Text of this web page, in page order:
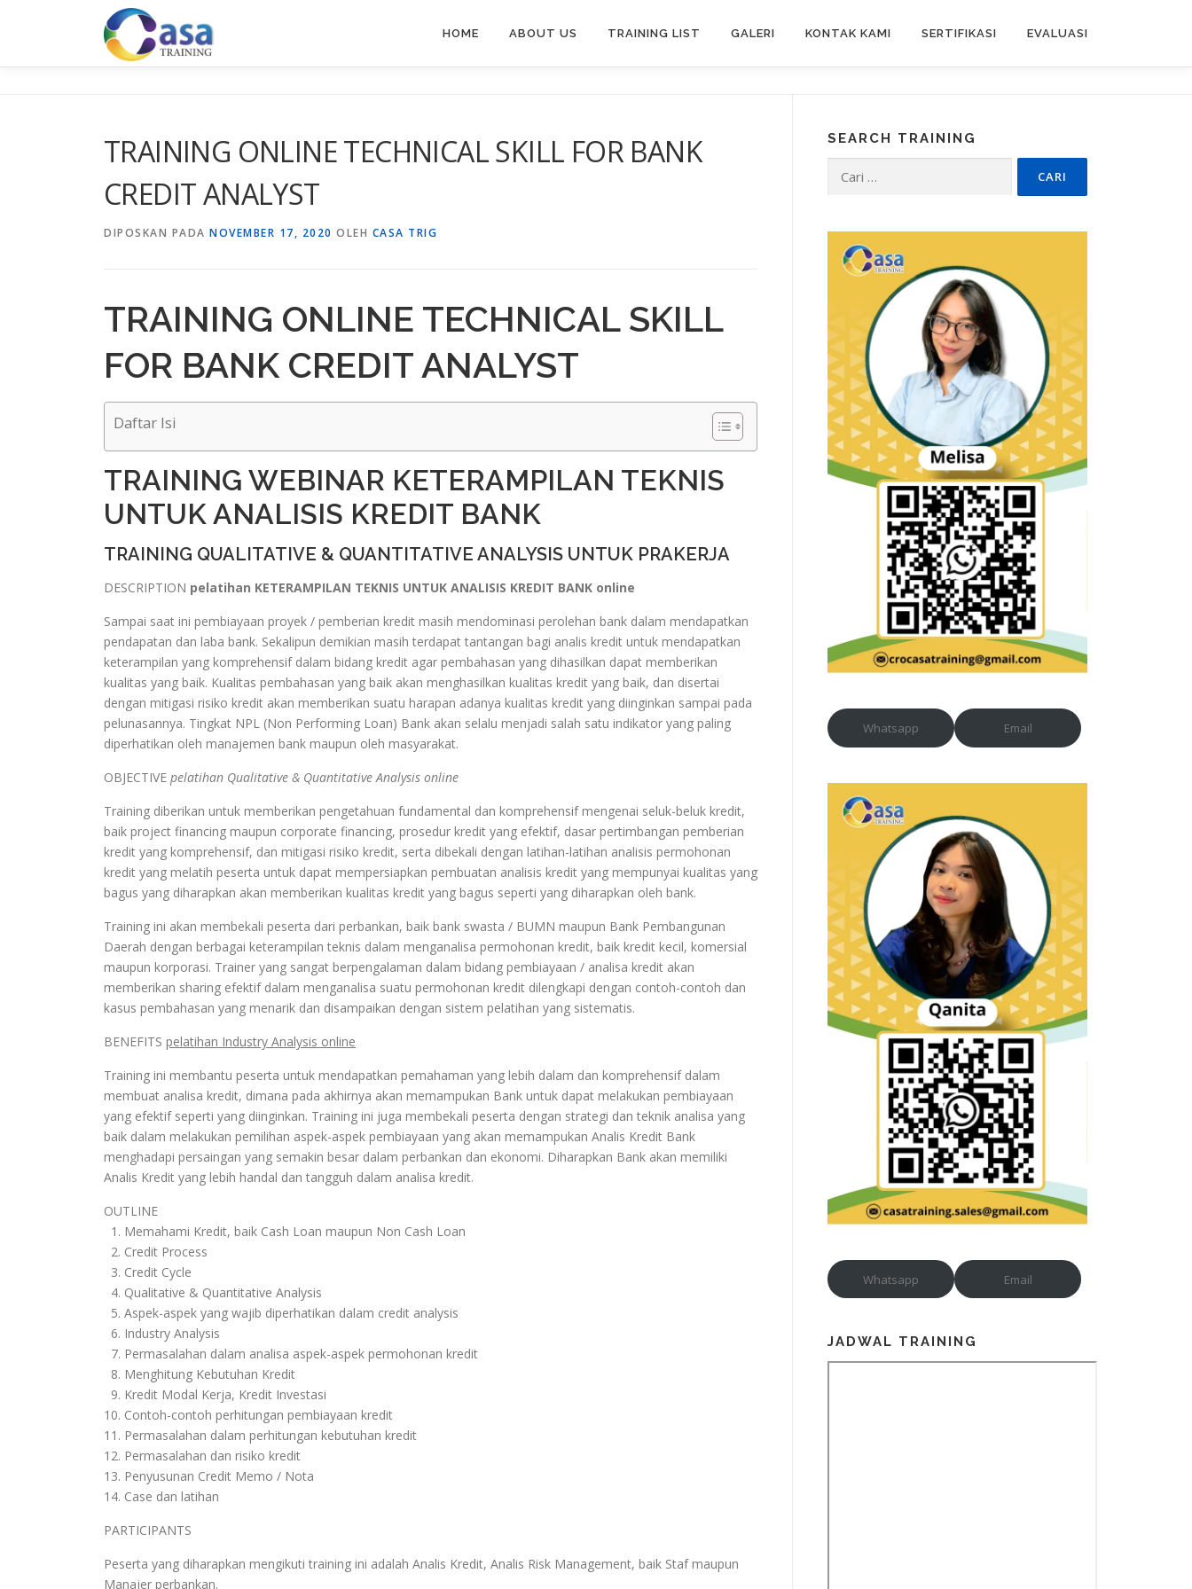
HOME ABOUT US TRAINING LIST GALERI KONTAK KAMI SERTIFIKASI EVALUASI
TRAINING ONLINE TECHNICAL SKILL FOR BANK
CREDIT ANALYST
DIPOSKAN PADA NOVEMBER 17, 2020 OLEH CASA TRIG
TRAINING ONLINE TECHNICAL SKILL
FOR BANK CREDIT ANALYST
Daftar Isi
TRAINING WEBINAR KETERAMPILAN TEKNIS
UNTUK ANALISIS KREDIT BANK
TRAINING QUALITATIVE & QUANTITATIVE ANALYSIS UNTUK PRAKERJA
DESCRIPTION pelatihan KETERAMPILAN TEKNIS UNTUK ANALISIS KREDIT BANK online
Sampai saat ini pembiayaan proyek / pemberian kredit masih mendominasi perolehan bank dalam mendapatkan
pendapatan dan laba bank. Sekalipun demikian masih terdapat tantangan bagi analis kredit untuk mendapatkan
keterampilan yang komprehensif dalam bidang kredit agar pembahasan yang dihasilkan dapat memberikan
kualitas yang baik. Kualitas pembahasan yang baik akan menghasilkan kualitas kredit yang baik, dan disertai
dengan mitigasi risiko kredit akan memberikan suatu harapan adanya kualitas kredit yang diinginkan sampai pada
pelunasannya. Tingkat NPL (Non Performing Loan) Bank akan selalu menjadi salah satu indikator yang paling
diperhatikan oleh manajemen bank maupun oleh masyarakat.
OBJECTIVE pelatihan Qualitative & Quantitative Analysis online
Training diberikan untuk memberikan pengetahuan fundamental dan komprehensif mengenai seluk-beluk kredit,
baik project financing maupun corporate financing, prosedur kredit yang efektif, dasar pertimbangan pemberian
kredit yang komprehensif, dan mitigasi risiko kredit, serta dibekali dengan latihan-latihan analisis permohonan
kredit yang melatih peserta untuk dapat mempersiapkan pembuatan analisis kredit yang mempunyai kualitas yang
bagus yang diharapkan akan memberikan kualitas kredit yang bagus seperti yang diharapkan oleh bank.
Training ini akan membekali peserta dari perbankan, baik bank swasta / BUMN maupun Bank Pembangunan
Daerah dengan berbagai keterampilan teknis dalam menganalisa permohonan kredit, baik kredit kecil, komersial
maupun korporasi. Trainer yang sangat berpengalaman dalam bidang pembiayaan / analisa kredit akan
memberikan sharing efektif dalam menganalisa suatu permohonan kredit dilengkapi dengan contoh-contoh dan
kasus pembahasan yang menarik dan disampaikan dengan sistem pelatihan yang sistematis.
BENEFITS pelatihan Industry Analysis online
Training ini membantu peserta untuk mendapatkan pemahaman yang lebih dalam dan komprehensif dalam
membuat analisa kredit, dimana pada akhirnya akan memampukan Bank untuk dapat melakukan pembiayaan
yang efektif seperti yang diinginkan. Training ini juga membekali peserta dengan strategi dan teknik analisa yang
baik dalam melakukan pemilihan aspek-aspek pembiayaan yang akan memampukan Analis Kredit Bank
menghadapi persaingan yang semakin besar dalam perbankan dan ekonomi. Diharapkan Bank akan memiliki
Analis Kredit yang lebih handal dan tangguh dalam analisa kredit.
OUTLINE
1. Memahami Kredit, baik Cash Loan maupun Non Cash Loan
2. Credit Process
3. Credit Cycle
4. Qualitative & Quantitative Analysis
5. Aspek-aspek yang wajib diperhatikan dalam credit analysis
6. Industry Analysis
7. Permasalahan dalam analisa aspek-aspek permohonan kredit
8. Menghitung Kebutuhan Kredit
9. Kredit Modal Kerja, Kredit Investasi
10. Contoh-contoh perhitungan pembiayaan kredit
11. Permasalahan dalam perhitungan kebutuhan kredit
12. Permasalahan dan risiko kredit
13. Penyusunan Credit Memo / Nota
14. Case dan latihan
PARTICIPANTS
Peserta yang diharapkan mengikuti training ini adalah Analis Kredit, Analis Risk Management, baik Staf maupun
Manajer perbankan.
SEARCH TRAINING
untuk:
Whatsapp Email
Whatsapp Email
JADWAL TRAINING